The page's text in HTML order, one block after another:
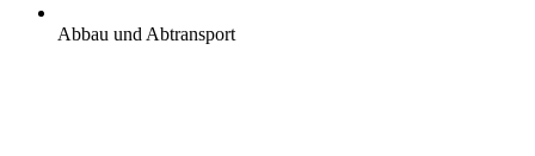
Abbau und Abtransport